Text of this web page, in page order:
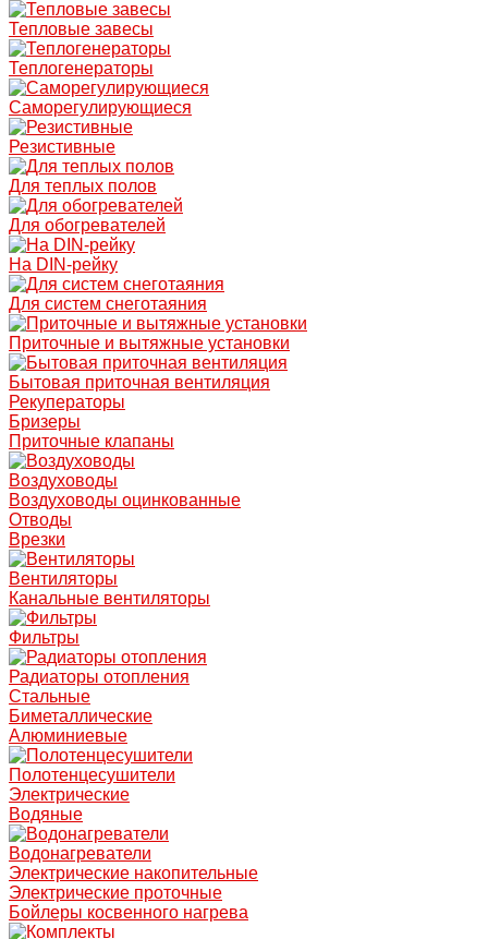
Тепловые завесы
Теплогенераторы
Саморегулирующиеся
Резистивные
Для теплых полов
Для обогревателей
На DIN-рейку
Для систем снеготаяния
Приточные и вытяжные установки
Бытовая приточная вентиляция
Рекуператоры
Бризеры
Приточные клапаны
Воздуховоды
Воздуховоды оцинкованные
Отводы
Врезки
Вентиляторы
Канальные вентиляторы
Фильтры
Радиаторы отопления
Стальные
Биметаллические
Алюминиевые
Полотенцесушители
Электрические
Водяные
Водонагреватели
Электрические накопительные
Электрические проточные
Бойлеры косвенного нагрева